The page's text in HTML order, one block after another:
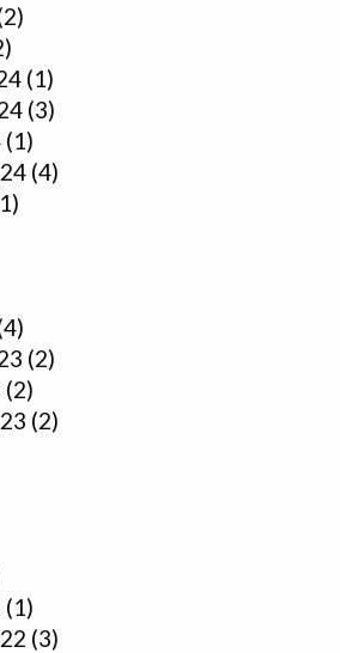
(1)
(3)
(1)
(4)
(2)
(2)
(2)
(1)
(3)